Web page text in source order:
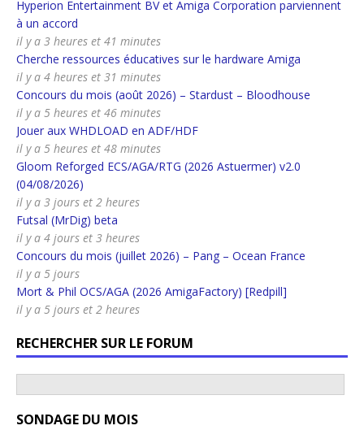
Hyperion Entertainment BV et Amiga Corporation parviennent
à un accord
il y a 3 heures et 41 minutes
Cherche ressources éducatives sur le hardware Amiga
il y a 4 heures et 31 minutes
Concours du mois (août 2026) – Stardust – Bloodhouse
il y a 5 heures et 46 minutes
Jouer aux WHDLOAD en ADF/HDF
il y a 5 heures et 48 minutes
Gloom Reforged ECS/AGA/RTG (2026 Astuermer) v2.0
(04/08/2026)
il y a 3 jours et 2 heures
Futsal (MrDig) beta
il y a 4 jours et 3 heures
Concours du mois (juillet 2026) – Pang – Ocean France
il y a 5 jours
Mort & Phil OCS/AGA (2026 AmigaFactory) [Redpill]
il y a 5 jours et 2 heures
RECHERCHER SUR LE FORUM
SONDAGE DU MOIS